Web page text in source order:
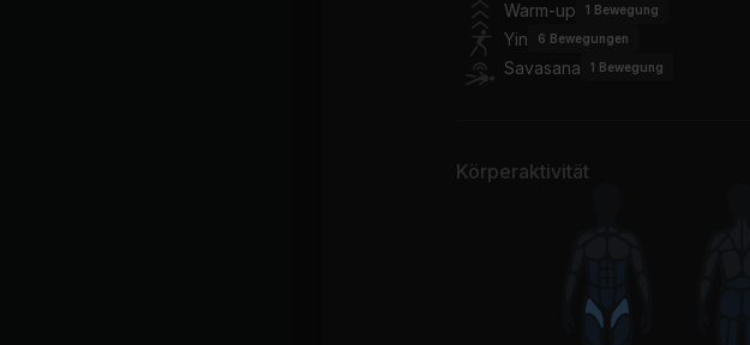
Warm-up 1 Bewegung
Yin
6 Bewegungen
Savasana
1 Bewegung
Körperaktivität